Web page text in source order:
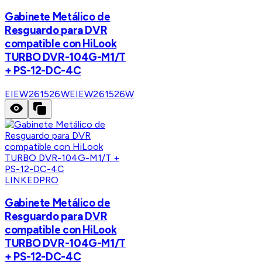
Gabinete Metálico de
Resguardo para DVR
compatible con HiLook
TURBO DVR-104G-M1/T
+ PS-12-DC-4C
EIEW261526WEIEW261526W
LINKEDPRO
Gabinete Metálico de
Resguardo para DVR
compatible con HiLook
TURBO DVR-104G-M1/T
+ PS-12-DC-4C